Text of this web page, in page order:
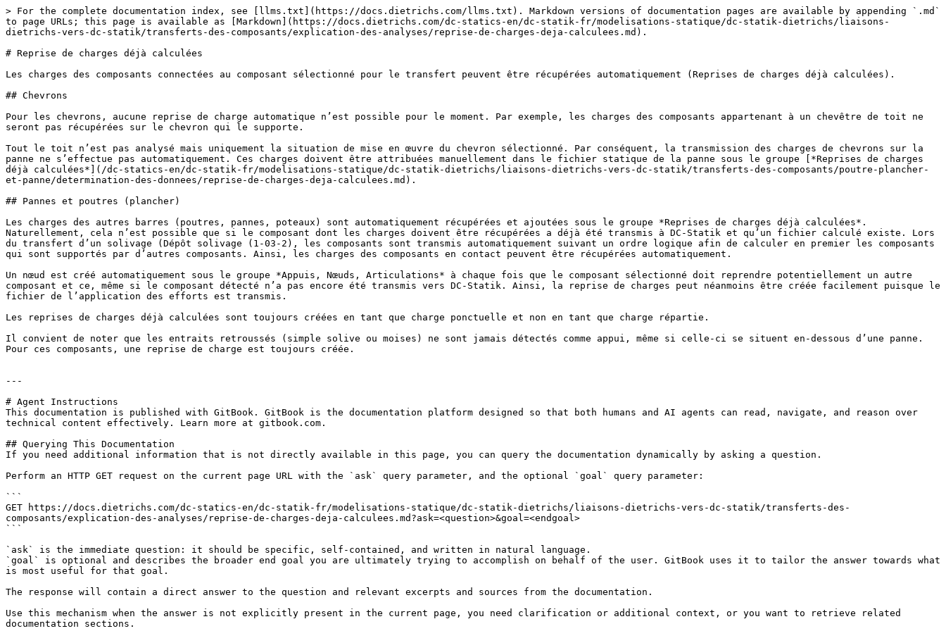
> For the complete documentation index, see [llms.txt](https://docs.dietrichs.com/llms.txt). Markdown versions of documentation pages are available by appending `.md`
to page URLs; this page is available as [Markdown](https://docs.dietrichs.com/dc-statics-en/dc-statik-fr/modelisations-statique/dc-statik-dietrichs/liaisons-
dietrichs-vers-dc-statik/transferts-des-composants/explication-des-analyses/reprise-de-charges-deja-calculees.md).
# Reprise de charges déjà calculées
Les charges des composants connectées au composant sélectionné pour le transfert peuvent être récupérées automatiquement (Reprises de charges déjà calculées).
## Chevrons
Pour les chevrons, aucune reprise de charge automatique n’est possible pour le moment. Par exemple, les charges des composants appartenant à un chevêtre de toit ne
seront pas récupérées sur le chevron qui le supporte.
Tout le toit n’est pas analysé mais uniquement la situation de mise en œuvre du chevron sélectionné. Par conséquent, la transmission des charges de chevrons sur la
panne ne s’effectue pas automatiquement. Ces charges doivent être attribuées manuellement dans le fichier statique de la panne sous le groupe [*Reprises de charges
déjà calculées*](/dc-statics-en/dc-statik-fr/modelisations-statique/dc-statik-dietrichs/liaisons-dietrichs-vers-dc-statik/transferts-des-composants/poutre-plancher-
et-panne/determination-des-donnees/reprise-de-charges-deja-calculees.md).
## Pannes et poutres (plancher)
Les charges des autres barres (poutres, pannes, poteaux) sont automatiquement récupérées et ajoutées sous le groupe *Reprises de charges déjà calculées*.
Naturellement, cela n’est possible que si le composant dont les charges doivent être récupérées a déjà été transmis à DC-Statik et qu’un fichier calculé existe. Lors
du transfert d’un solivage (Dépôt solivage (1-03-2), les composants sont transmis automatiquement suivant un ordre logique afin de calculer en premier les composants
qui sont supportés par d’autres composants. Ainsi, les charges des composants en contact peuvent être récupérées automatiquement.
Un nœud est créé automatiquement sous le groupe *Appuis, Nœuds, Articulations* à chaque fois que le composant sélectionné doit reprendre potentiellement un autre
composant et ce, même si le composant détecté n’a pas encore été transmis vers DC-Statik. Ainsi, la reprise de charges peut néanmoins être créée facilement puisque le
fichier de l’application des efforts est transmis.
Les reprises de charges déjà calculées sont toujours créées en tant que charge ponctuelle et non en tant que charge répartie.
Il convient de noter que les entraits retroussés (simple solive ou moises) ne sont jamais détectés comme appui, même si celle-ci se situent en-dessous d’une panne.
Pour ces composants, une reprise de charge est toujours créée.
---
# Agent Instructions
This documentation is published with GitBook. GitBook is the documentation platform designed so that both humans and AI agents can read, navigate, and reason over
technical content effectively. Learn more at gitbook.com.
## Querying This Documentation
If you need additional information that is not directly available in this page, you can query the documentation dynamically by asking a question.
Perform an HTTP GET request on the current page URL with the `ask` query parameter, and the optional `goal` query parameter:
```
GET https://docs.dietrichs.com/dc-statics-en/dc-statik-fr/modelisations-statique/dc-statik-dietrichs/liaisons-dietrichs-vers-dc-statik/transferts-des-
composants/explication-des-analyses/reprise-de-charges-deja-calculees.md?ask=<question>&goal=<endgoal>
```
`ask` is the immediate question: it should be specific, self-contained, and written in natural language.
`goal` is optional and describes the broader end goal you are ultimately trying to accomplish on behalf of the user. GitBook uses it to tailor the answer towards what
is most useful for that goal.
The response will contain a direct answer to the question and relevant excerpts and sources from the documentation.
Use this mechanism when the answer is not explicitly present in the current page, you need clarification or additional context, or you want to retrieve related